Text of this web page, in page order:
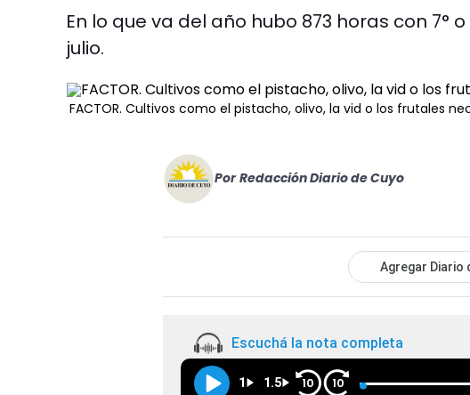
En lo que va del año hubo 873 horas con 7°
julio.
FACTOR. Cultivos como el pistacho, olivo, la vid o los frutales
Por Redacción Diario de Cuyo
Agregar Diario
Escuchá la nota completa
1 1.5 10 10